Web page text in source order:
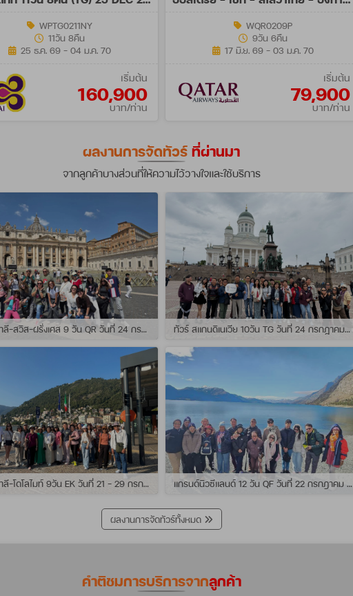
WPTG0211NY
11วัน 8คืน
25 ธ.ค. 69 - 04 ม.ค. 70
เริ่มต้น
160,900
บาท/ท่าน
WQR0209P
9วัน 6คืน
17 มิ.ย. 69 - 03 ม.ค. 70
เริ่มต้น
79,900
บาท/ท่าน
ผลงานการจัดทัวร์ ที่ผ่านมา
จากลูกค้าบางส่วนที่ให้ความไว้วางใจและใช้บริการ
ทัวร์ อิตาลี-สวิส-ฝรั่งเศส 9 วัน QR วันที่ 24 กรกฏาคม - 01 สิงหาคม 2569 เดินทางกับไกด์พี่เช ทัวร์ สแกนดิเนเวีย 10วัน TG วันที่ 24 กรกฏาคม - 02 สิงหาคม 2569 เดินทางกับไกด์พี่ยอร์ช
ทัวร์ อิตาลี-โดโลไมท์ 9วัน EK วันที่ 21 - 29 กรกฏาคม 2569 เดินทางกับไกด์พี่หนุ่ม แกรนด์นิวซีแลนด์ 12 วัน QF วันที่ 22 กรกฎาคม - 3 สิงหาคม 2569 เดินทางกับไกด์พี่โจ้
ผลงานการจัดทัวร์ทั้งหมด
คำติชมการบริการจากลูกค้า